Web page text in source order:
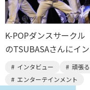
K-POPダンスサークル
のTSUBASAさんにイ
インタビュー 頑張
エンターテインメント